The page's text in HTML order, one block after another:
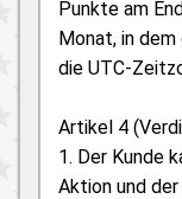
Punkte am
Monat, in
die UTC-
Artikel 4
1. Der Kunde
Aktion und